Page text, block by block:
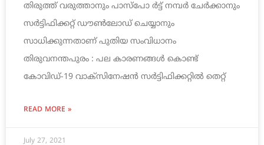
തിരുത്ത് വരുത്താനും പാസ്‌പോ ര്‍ട്ട് നമ്പര്‍ ചേര്‍ക്കാനും
സര്‍ട്ടിഫിക്കറ്റ് ഡൗണ്‍ലോഡ് ചെയ്യാനും
സാധിക്കുന്നതാണ് പുതിയ സംവിധാനം
തിരുവനന്തപുരം : പല കാരണങ്ങള്‍ കൊണ്ട്
കോവിഡ്-19 വാക്‌സിനേഷന്‍ സര്‍ട്ടിഫിക്കറ്റില്‍ തെറ്റ്
READ MORE »
July 27, 2021